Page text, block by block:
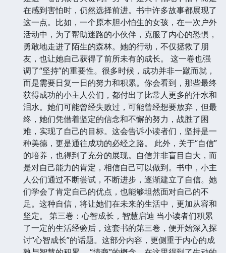
在感到害怕时，仍然选择前进。书中许多故事都展现了
这一点。比如，一个原本胆小怕生的女孩，在一次户外
活动中，为了帮助迷路的小伙伴，克服了内心的恐惧，
勇敢地走进了陌生的森林。她的行动，不仅拯救了朋
友，也让她自己获得了前所未有的成长。 这一卷也强
调了“坚持”的重要性。很多时候，成功并非一蹴而就，
而是需要日复一日的努力和积累。你会看到，那些最终
获得成功的小主人公们，都付出了比常人更多的汗水和
泪水。她们可能曾经失败过，可能曾经想要放弃，但最
终，她们凭借着坚定的信念和不懈的努力，战胜了困
难，实现了自己的目标。这会告诉小读者们，坚持是一
种美德，更是通往成功的必经之路。 此外，关于“自信”
的培养，也得到了充分的展现。自信并非盲目自大，而
是对自己能力的肯定，相信自己可以做到。书中，小主
人公们通过不断尝试，不断进步，逐渐建立了自信。她
们学会了肯定自己的优点，也能够坦然面对自己的不
足。这种自信，将让她们在未来的生活中，更加从容和
坚定。 第三卷：心智成长，智慧启迪 当小读者们积累
了一定的生活经验后，这套书的第三卷，便开始深入探
讨“心智成长”的话题。这部分内容，更侧重于内心的成